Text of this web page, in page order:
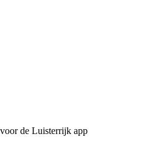
de Luisterrijk app